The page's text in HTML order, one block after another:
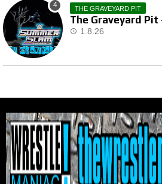
THE GRAVEYARD PIT
The Graveyard Pit
1.8.26